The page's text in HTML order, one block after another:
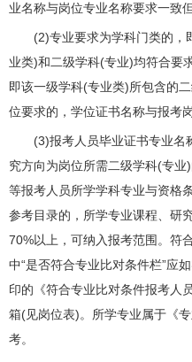
业名称与岗位专业名称要求一致
(2)专业要求为学科门类的，
业类)和二级学科(专业)均符合要
即该一级学科(专业类)所包含的
位要求的，学位证书名称与报考
(3)报考人员毕业证书专业名
究方向为岗位所需二级学科(专
等报考人员所学学科专业与资格
参考目录的，所学专业课程、研
70%以上，可纳入报考范围。符
中“是否符合专业比对条件栏”应
印的《符合专业比对条件报考人
箱(见岗位表)。所学专业属于《
考。